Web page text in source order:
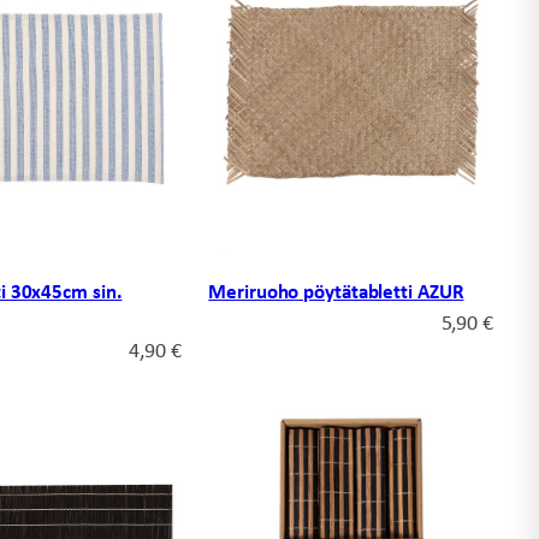
30x45cm sin.
4,90€
Meriruoho pöytätabletti AZUR
5,90€